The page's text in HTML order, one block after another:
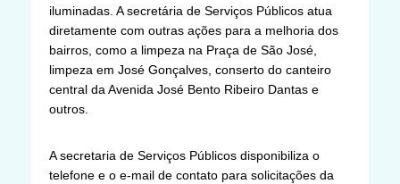
iluminadas. A secretária de Serviços Públicos atua
diretamente com outras ações para a melhoria dos
bairros, como a limpeza na Praça de São José,
limpeza em José Gonçalves, conserto do canteiro
central da Avenida José Bento Ribeiro Dantas e
outros.
A secretaria de Serviços Públicos disponibiliza o
telefone e o e-mail de contato para solicitações da